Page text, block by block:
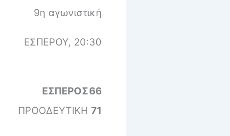
9η αγωνιστική
ΕΣΠΕΡΟΥ, 20:30
ΕΣΠΕΡΟΣ66
ΠΡΟΟΔΕΥΤΙΚΗ 71